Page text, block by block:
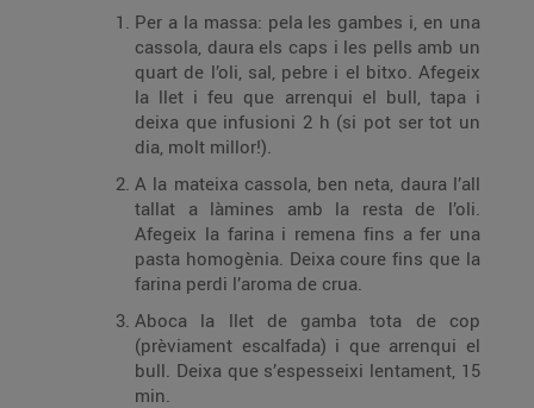
Per a la massa: pela les gambes i, en una
cassola, daura els caps i les pells amb un
quart de l’oli, sal, pebre i el bitxo. Afegeix
la llet i feu que arrenqui el bull, tapa i
deixa que infusioni 2 h (si pot ser tot un
dia, molt millor!).
A la mateixa cassola, ben neta, daura l’all
tallat a làmines amb la resta de l’oli.
Afegeix la farina i remena fins a fer una
pasta homogènia. Deixa coure fins que la
farina perdi l’aroma de crua.
Aboca la llet de gamba tota de cop
(prèviament escalfada) i que arrenqui el
bull. Deixa que s’espesseixi lentament, 15
min.